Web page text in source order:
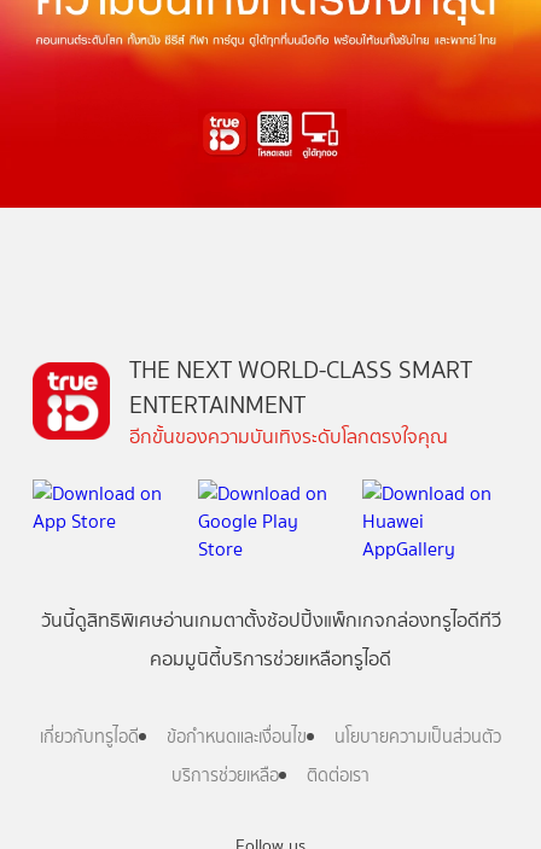
THE NEXT WORLD-CLASS SMART
ENTERTAINMENT
อีกขั้นของความบันเทิงระดับโลกตรงใจคุณ
วันนี้ดูสิทธิพิเศษอ่านเกมตาตั้งช้อปปิ้งแพ็กเกจกล่องทรูไอดีทีวี
คอมมูนิตี้บริการช่วยเหลือทรูไอดี
เกี่ยวกับทรูไอดี ข้อกำหนดและเงื่อนไข
นโยบายความเป็นส่วนตัว
บริการช่วยเหลือ
ติดต่อเรา